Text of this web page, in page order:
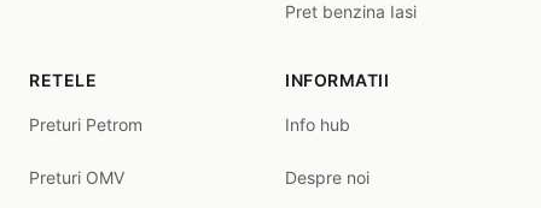
Pret benzina Iasi
RETELE
Preturi Petrom
Preturi OMV
INFORMATII
Info hub
Despre noi